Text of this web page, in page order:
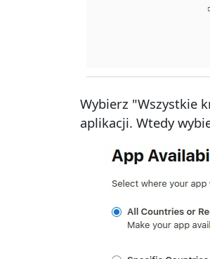
Wybierz "Wszystkie
aplikacji. Wtedy